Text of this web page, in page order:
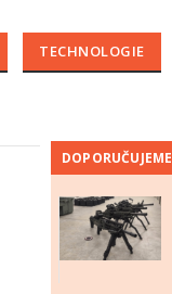
TECHNOLOGIE
DOPORUČUJEME